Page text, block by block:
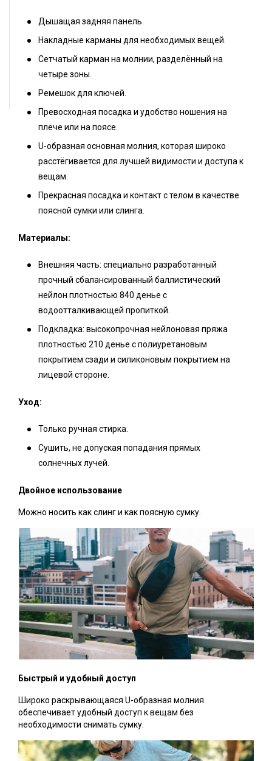
Дышащая задняя панель.
Накладные карманы для необходимых вещей.
Сетчатый карман на молнии, разделённый на
четыре зоны.
Ремешок для ключей.
Превосходная посадка и удобство ношения на
плече или на поясе.
U-образная основная молния, которая широко
расстёгивается для лучшей видимости и доступа к
вещам.
Прекрасная посадка и контакт с телом в качестве
поясной сумки или слинга.
Материалы:
Внешняя часть: специально разработанный
прочный сбалансированный баллистический
нейлон плотностью 840 денье с
водоотталкивающей пропиткой.
Подкладка: высокопрочная нейлоновая пряжа
плотностью 210 денье с полиуретановым
покрытием сзади и силиконовым покрытием на
лицевой стороне.
Уход:
Только ручная стирка.
Сушить, не допуская попадания прямых
солнечных лучей.
Двойное использование
Можно носить как слинг и как поясную сумку.
Быстрый и удобный доступ
Широко раскрывающаяся U-образная молния
обеспечивает удобный доступ к вещам без
необходимости снимать сумку.